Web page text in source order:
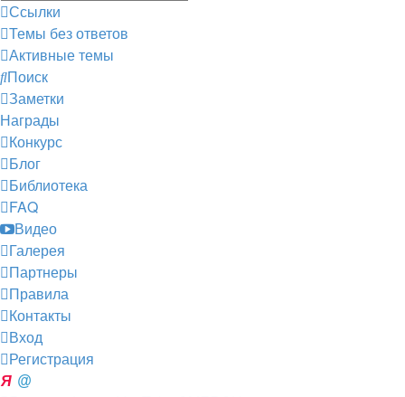
Ссылки
Темы без ответов
Активные темы
Поиск
Заметки
Награды
Конкурс
Блог
Библиотека
FAQ
Видео
Галерея
Партнеры
Правила
Контакты
Вход
Регистрация